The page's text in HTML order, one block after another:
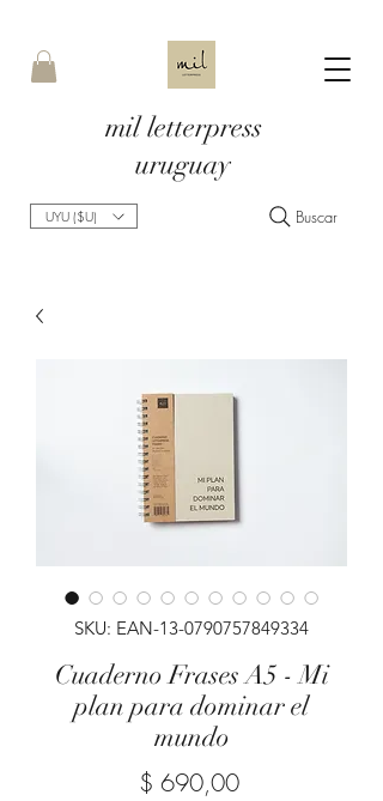
mil letterpress
uruguay
UYU ($U) Buscar
SKU: EAN-13-0790757849334
Cuaderno Frases A5 - Mi
plan para dominar el
mundo
$ 690,00Precio